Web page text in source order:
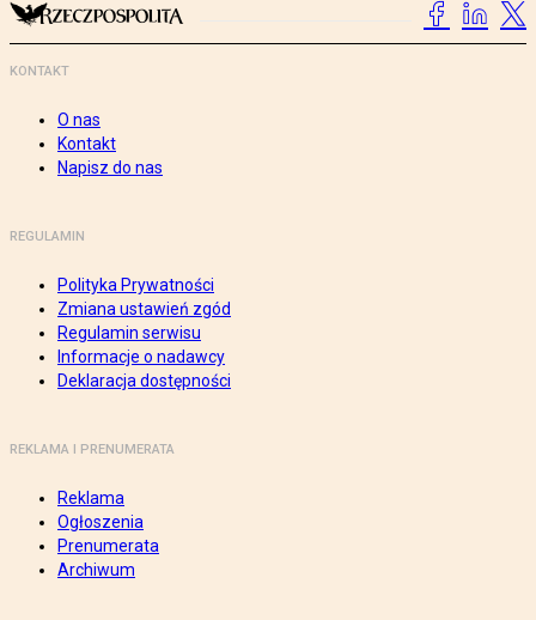
KONTAKT
O nas
Kontakt
Napisz do nas
REGULAMIN
Polityka Prywatności
Zmiana ustawień zgód
Regulamin serwisu
Informacje o nadawcy
Deklaracja dostępności
REKLAMA I PRENUMERATA
Reklama
Ogłoszenia
Prenumerata
Archiwum